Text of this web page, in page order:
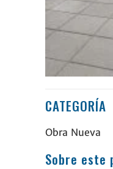
CATEGORÍA
Obra Nueva
Sobre este